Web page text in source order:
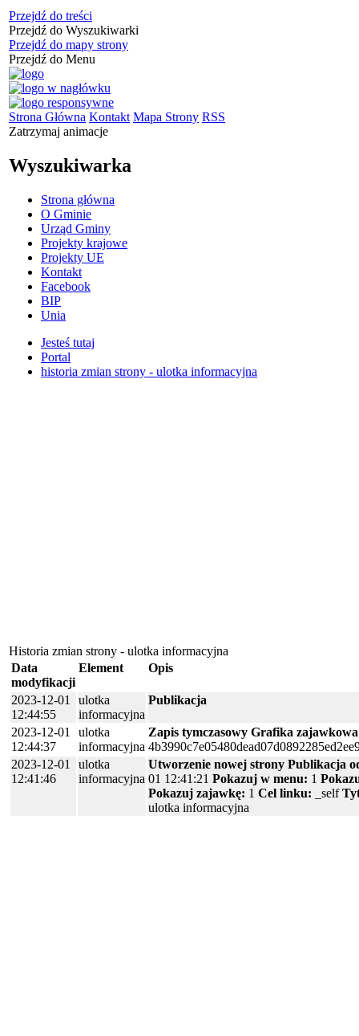
Przejdź do treści
Przejdź do Wyszukiwarki
Przejdź do mapy strony
Przejdź do Menu
Strona Główna Kontakt Mapa Strony RSS
Zatrzymaj animacje
Wyszukiwarka
Strona główna
O Gminie
Urząd Gminy
Projekty krajowe
Projekty UE
Kontakt
Facebook
BIP
Unia
Jesteś tutaj
Portal
historia zmian strony - ulotka informacyjna
Historia zmian strony - ulotka informacyjna
Data
modyfikacji
Element Opis
2023-12-01
12:44:55
ulotka
informacyjna
Publikacja
2023-12-01
12:44:37
ulotka
informacyjna
Zapis tymczasowy Grafika
2023-12-01
12:41:46
ulotka
informacyjna
Utworzenie nowej strony Publikacja
01 12:41:21 Pokazuj w menu: 1
Pokazuj zajawkę: 1 Cel linku: _self
ulotka informacyjna